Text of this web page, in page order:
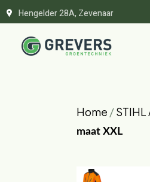
Hengelder 28A, Zevenaar
Home /
maat XXL